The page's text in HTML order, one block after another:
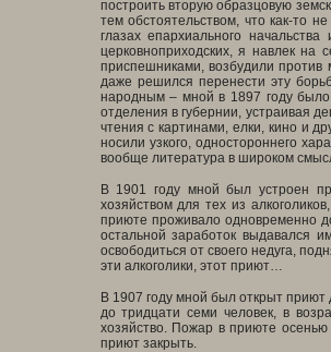
построить вторую образцовую
тем обстоятельством, что как-то
глазах епархиального
церковноприходских, я навлек
приспешниками, возбудили
даже решился перенести эту
народным – мной в 1897 году было
отделения в губернии, устраивая
чтения с картинами, елки, кино и
носили узкого, одностороннего
вообще литература в широком
В 1901 году мной был устроен
хозяйством для тех из
приюте проживало одновременно
остальной заработок выдавался
освободиться от своего недуга,
эти алкоголики, этот приют…
В 1907 году мной был открыт
до тридцати семи человек, в
хозяйство. Пожар в приюте
приют закрыть.